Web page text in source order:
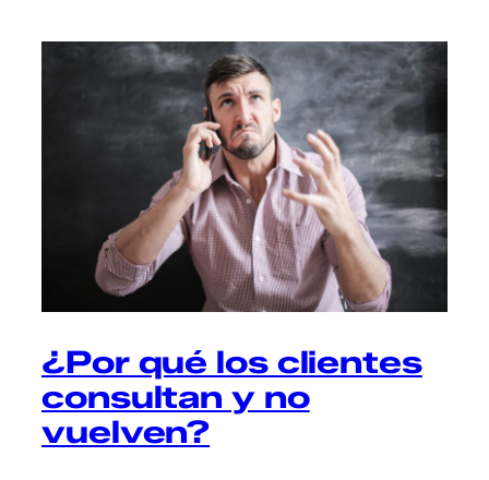
¿Por qué los clientes
consultan y no
vuelven?